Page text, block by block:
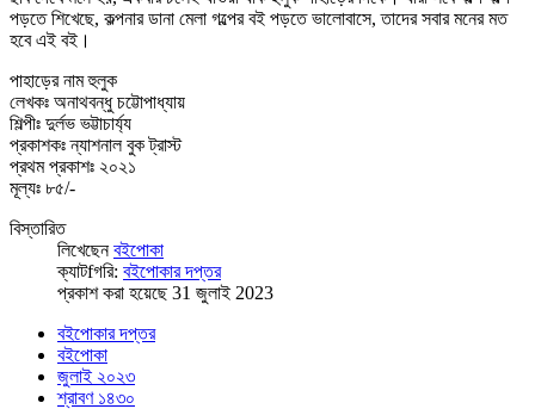
পড়তে শিখেছে, কল্পনার ডানা মেলা গল্পের বই পড়তে ভালোবাসে, তাদের সবার মনের মত
হবে এই বই।
পাহাড়ের নাম হুলুক
লেখকঃ অনাথবন্ধু চট্টোপাধ্যায়
শিল্পীঃ দুর্লভ ভট্টাচার্য্য
প্রকাশকঃ ন্যাশনাল বুক ট্রাস্ট
প্রথম প্রকাশঃ ২০২১
মূল্যঃ ৮৫/-
বিস্তারিত
লিখেছেনবইপোকা
ক্যাটfগরি: বইপোকার দপ্তর
প্রকাশ করা হয়েছে 31 জুলাই 2023
বইপোকার দপ্তর
বইপোকা
জুলাই ২০২৩
শ্রাবণ ১৪৩০